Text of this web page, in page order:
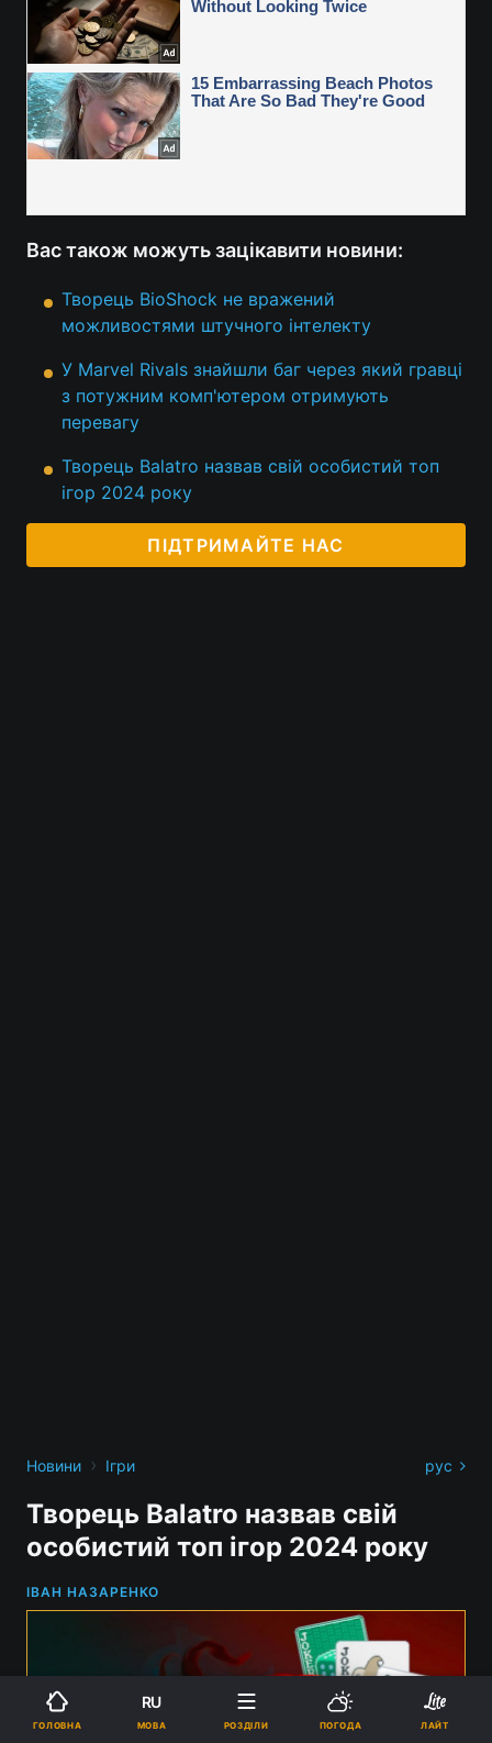
Вас також можуть зацікавити новини:
Творець BioShock не вражений
можливостями штучного інтелекту
У Marvel Rivals знайшли баг через який гравці
з потужним комп'ютером отримують
перевагу
Творець Balatro назвав свій особистий топ
ігор 2024 року
ПІДТРИМАЙТЕ НАС
Новини › Ігри рус
Творець Balatro назвав свій
особистий топ ігор 2024 року
ІВАН НАЗАРЕНКО
ГОЛОВНА
RU
МОВА РОЗДІЛИ ПОГОДА ЛАЙТ